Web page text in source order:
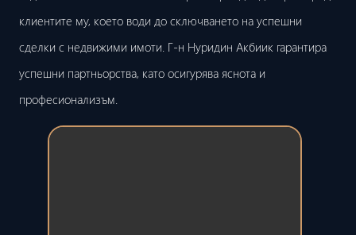
клиентите му, което води до сключването на успешни
сделки с недвижими имоти. Г-н Нуридин Акбиик гарантира
успешни партньорства, като осигурява яснота и
професионализъм.